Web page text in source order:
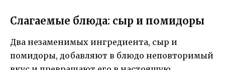
Слагаемые блюда: сыр и помидоры
Два незаменимых ингредиента, сыр и
помидоры, добавляют в блюдо неповторимый